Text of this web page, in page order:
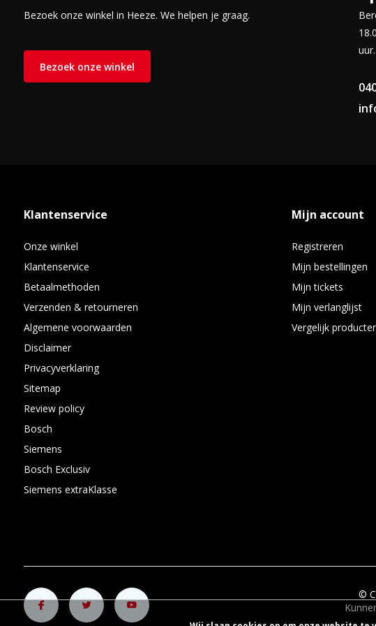
Maak je keuze in de geïntegreerde Kobo Shop, en gebruik Pocket om online
je hebt opgeslagen.
Bezoek onze winkel in Heeze. We helpen je graag.
Bezoek onze winkel
uur.
Klantenservice
Onze winkel
Klantenservice
Betaalmethoden
Verzenden & retourneren
Algemene voorwaarden
Disclaimer
Privacyverklaring
Sitemap
Review policy
Bosch
Siemens
Bosch Exclusiv
Siemens extraKlasse
Mijn account
Registreren
Mijn bestellingen
Mijn tickets
Mijn verlanglijst
Vergelijk
©